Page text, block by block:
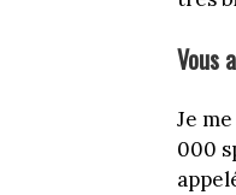
Vous
Je
000